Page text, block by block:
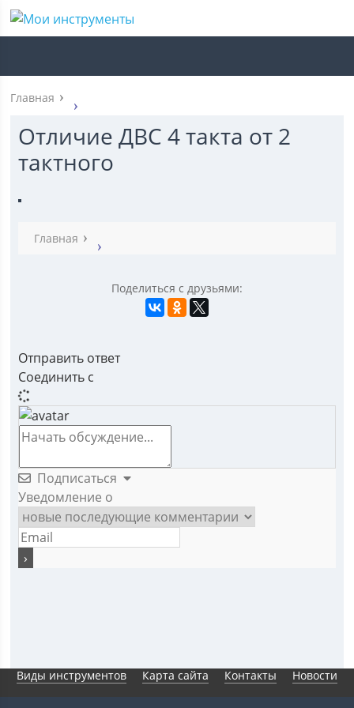
Главная
Отличие ДВС 4 такта от 2
тактного
Главная
Поделиться с друзьями:
Отправить ответ
Соединить с
Подписаться
Уведомление о
Виды инструментов Карта сайта Контакты Новости